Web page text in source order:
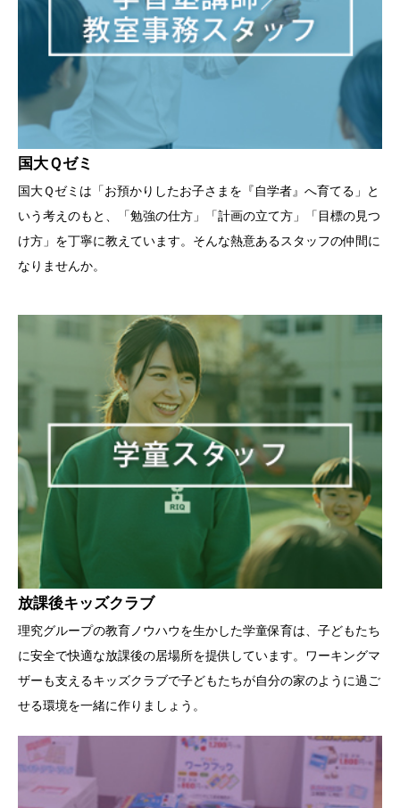
国大Ｑゼミ
国大Ｑゼミは「お預かりしたお子さまを『自学者』へ育てる」と
いう考えのもと、「勉強の仕方」「計画の立て方」「目標の見つ
け方」を丁寧に教えています。そんな熱意あるスタッフの仲間に
なりませんか。
放課後キッズクラブ
理究グループの教育ノウハウを生かした学童保育は、子どもたち
に安全で快適な放課後の居場所を提供しています。ワーキングマ
ザーも支えるキッズクラブで子どもたちが自分の家のように過ご
せる環境を一緒に作りましょう。